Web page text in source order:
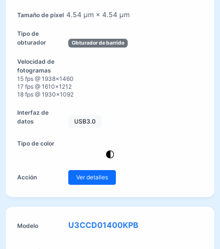
4.54 µm × 4.54 µm
Obturador de barrido
15 fps @ 1938×1460
17 fps @ 1610×1212
18 fps @ 1930×1092
USB3.0
Ver detalles
U3CCD01400KPB